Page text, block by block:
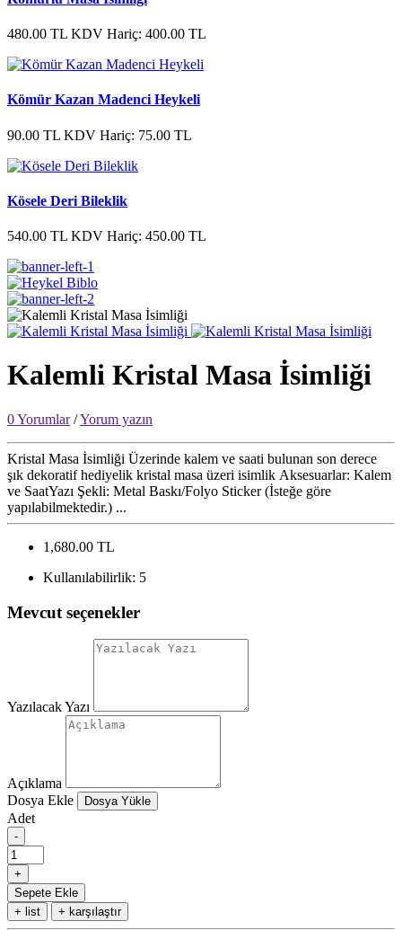
480.00 TL KDV Hariç: 400.00 TL
Kömür Kazan Madenci Heykeli
90.00 TL KDV Hariç: 75.00 TL
Kösele Deri Bileklik
540.00 TL KDV Hariç: 450.00 TL
Kalemli Kristal Masa İsimliği
0 Yorumlar/Yorum yazın
Kristal Masa İsimliği Üzerinde kalem ve saati bulunan son derece
şık dekoratif hediyelik kristal masa üzeri isimlik Aksesuarlar: Kalem
ve SaatYazı Şekli: Metal Baskı/Folyo Sticker (İsteğe göre
yapılabilmektedir.) ...
1,680.00 TL
Kullanılabilirlik: 5
Mevcut seçenekler
Yazılacak Yazı
Açıklama
Dosya Ekle
Dosya Yükle
Adet
Sepete Ekle
+ list
+ karşılaştır